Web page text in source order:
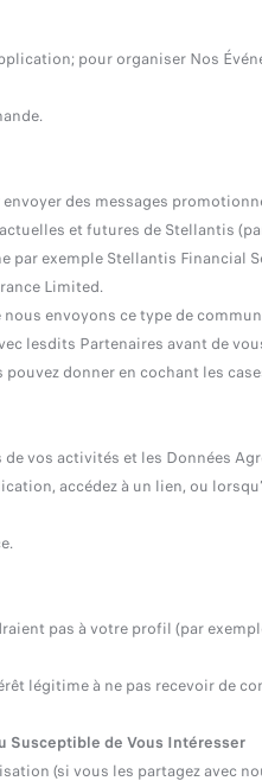
pour organiser Nos
des messages
et futures de Stellantis
exemple Stellantis Financial
Limited.
envoyons ce type de
lesdits Partenaires avant de
donner en cochant les
vos activités et les Données
accédez à un lien, ou
pas à votre profil (par
légitime à ne pas recevoir de
Susceptible de Vous Intéresser
(si vous les partagez avec